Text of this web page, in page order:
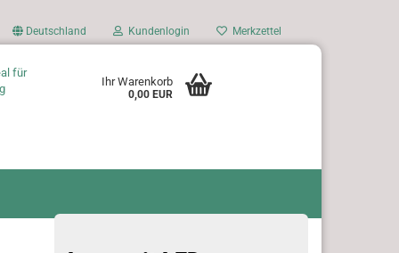
Deutschland Kundenlogin Merkzettel
für
Ihr Warenkorb
0,00 EUR